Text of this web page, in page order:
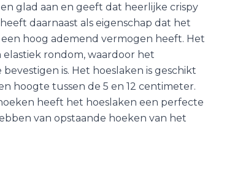
glad aan en geeft dat heerlijke crispy
daarnaast als eigenschap dat het
hoog ademend vermogen heeft. Het
elastiek rondom, waardoor het
is. Het hoeslaken is geschikt
hoogte tussen de 5 en 12 centimeter.
heeft het hoeslaken een perfecte
van opstaande hoeken van het